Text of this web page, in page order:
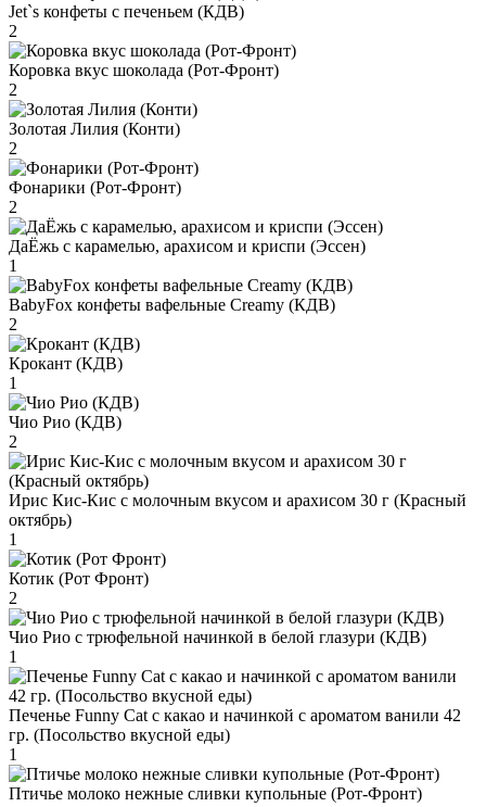
Jet`s конфеты с печеньем (КДВ)
2
Коровка вкус шоколада (Рот-Фронт)
2
Золотая Лилия (Конти)
2
Фонарики (Рот-Фронт)
2
ДаЁжь с карамелью, арахисом и криспи (Эссен)
1
BabyFox конфеты вафельные Creamy (КДВ)
2
Крокант (КДВ)
1
Чио Рио (КДВ)
2
Ирис Кис-Кис с молочным вкусом и арахисом 30 г (Красный
октябрь)
1
Котик (Рот Фронт)
2
Чио Рио с трюфельной начинкой в белой глазури (КДВ)
1
Печенье Funny Сat с какао и начинкой с ароматом ванили 42
гр. (Посольство вкусной еды)
1
Птичье молоко нежные сливки купольные (Рот-Фронт)